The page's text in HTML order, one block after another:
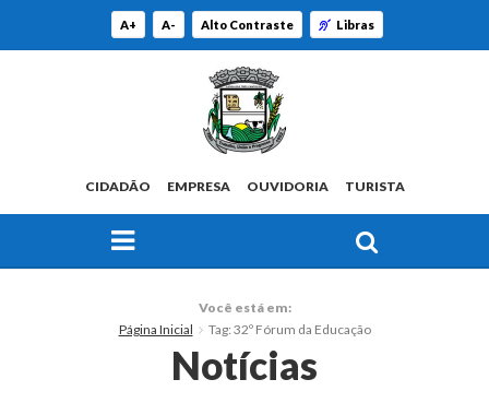
A+ A- Alto Contraste Libras
CIDADÃO EMPRESA OUVIDORIA TURISTA
Você está em:
Página Inicial
Tag: 32º Fórum da Educação
Notícias